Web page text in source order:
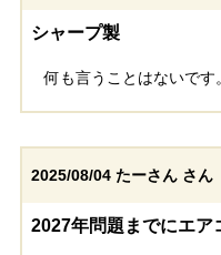
シャープ製
何も言うことはないです
2025/08/04 たーさん さん
2027年問題までにエア